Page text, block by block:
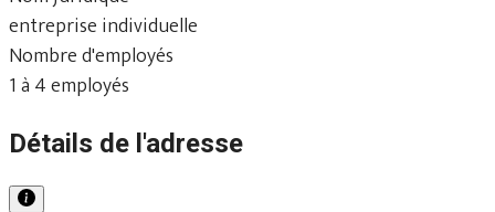
entreprise individuelle
Nombre d'employés
1 à 4 employés
Détails de l'adresse